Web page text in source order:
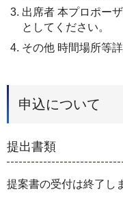
出席者 本プロポー
としてください。
その他 時間場所等
申込について
提出書類
提案書の受付は終了し